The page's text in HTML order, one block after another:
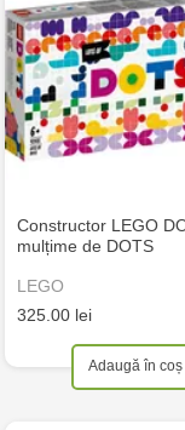
Constructor LEGO
mulțime de DOTS
LEGO
325.00 lei
Adaugă în coș